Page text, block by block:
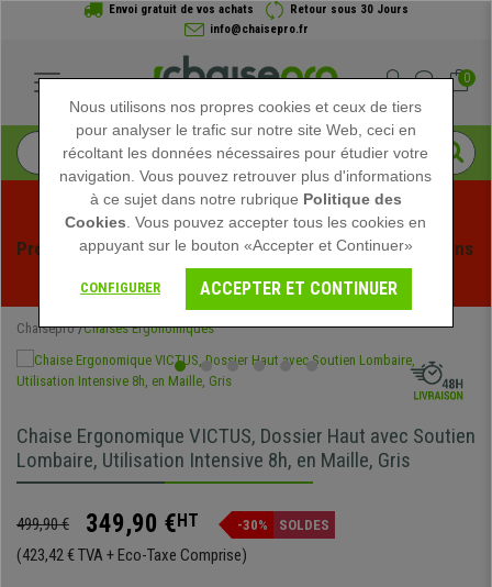
Envoi gratuit de vos achats
Retour sous 30 Jours
info@chaisepro.fr
0
Profitez des soldes d'été chez Chaisepro ! Des réductions
exclusives pour une durée limitée - Voir l'offre
Chaisepro Chaises Ergonomiques
Chaise Ergonomique VICTUS, Dossier Haut avec Soutien
Lombaire, Utilisation Intensive 8h, en Maille, Gris
499,90 € 349,90 €HT -30% SOLDES
(423,42 € TVA + Eco-Taxe Comprise)
Nous utilisons nos propres cookies et ceux de tiers
pour analyser le trafic sur notre site Web, ceci en
récoltant les données nécessaires pour étudier votre
navigation. Vous pouvez retrouver plus d'informations
à ce sujet dans notre rubrique Politique des
Cookies . Vous pouvez accepter tous les cookies en
appuyant sur le bouton «Accepter et Continuer»
CONFIGURER ACCEPTER ET CONTINUER